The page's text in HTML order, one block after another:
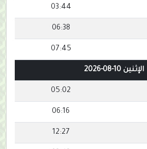
03:44
06:38
07:45
الإثنين 10-08-2026
05:02
06:16
12:27